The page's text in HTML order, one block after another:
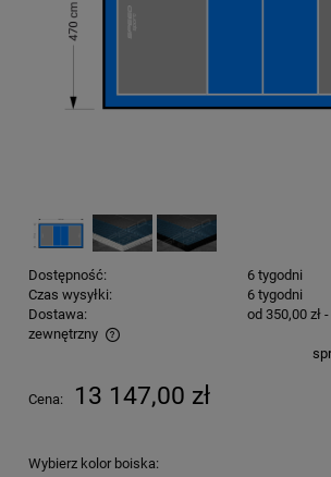
Dostępność:
6 tygodni
Czas wysyłki:
6 tygodni
Dostawa:
od 350,00 zł
zewnętrzny
Cena nie zawiera ewentualnych kosztów
Cena: 13 147,00 zł
Wybierz kolor boiska: